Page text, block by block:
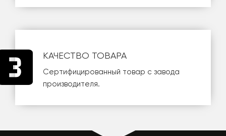
КАЧЕСТВО ТОВАРА
Сертифицированный товар с завода
производителя.